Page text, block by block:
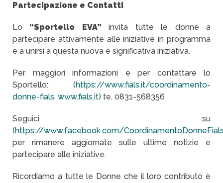
Partecipazione e Contatti
Lo “Sportello EVA”invita tutte le donne a
partecipare attivamente alle iniziative in programma
e a unirsi a questa nuova e significativa iniziativa.
Per maggiori informazioni e per contattare lo
Sportello: (https://www.fials.it/coordinamento-
donne-fials, www.fials.it) te. 0831-568356
Seguici su
(https://www.facebook.com/
per rimanere aggiornate sulle ultime notizie e
partecipare alle iniziative.
Ricordiamo a tutte le Donne che il loro contributo è